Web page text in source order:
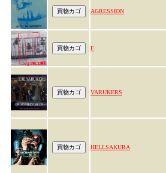
AGRESSION
F
VARUKERS
HELLSAKURA